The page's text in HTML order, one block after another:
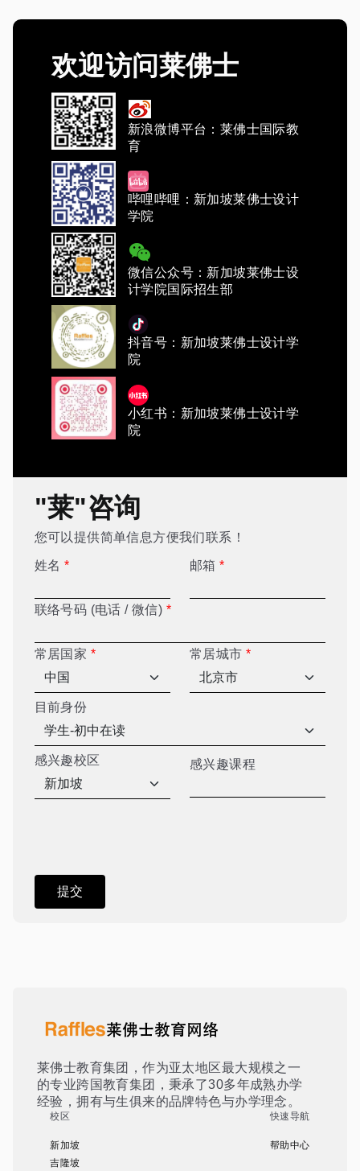
欢迎访问莱佛士
新浪微博平台：莱佛士国际教
育
哔哩哔哩：新加坡莱佛士设计
学院
微信公众号：新加坡莱佛士设
计学院国际招生部
抖音号：新加坡莱佛士设计学
院
小红书：新加坡莱佛士设计学
院
"莱"咨询
您可以提供简单信息方便我们联系！
姓名 * 邮箱*
联络号码 (电话 / 微信) *
常居国家 * 常居城市*
目前身份
感兴趣校区 感兴趣课程
莱佛士教育集团，作为亚太地区最大规模之一
的专业跨国教育集团，秉承了30多年成熟办学
经验，拥有与生俱来的品牌特色与办学理念。
校区
新加坡
吉隆坡
快速导航
帮助中心